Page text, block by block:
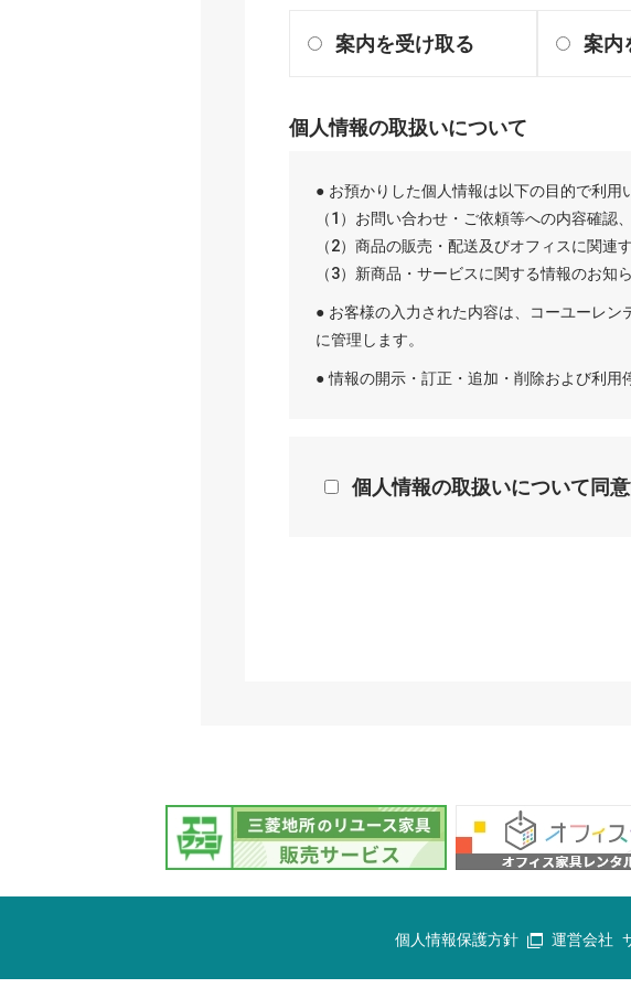
案内を受け取る 案内
個人情報の取扱いについて
● お預かりした個人情報は以下の目的で利用
（1）お問い合わせ・ご依頼等への内容確認
（2）商品の販売・配送及びオフィスに関連
（3）新商品・サービスに関する情報のお知
● お客様の入力された内容は、 コーユーレン
に管理します。
● 情報の開示・訂正・追加・削除および利用
個人情報の取扱いについて同
個人情報保護方針 運営会社